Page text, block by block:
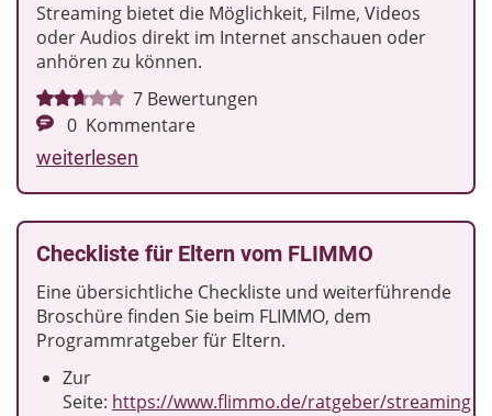
Streaming bietet die Möglichkeit, Filme, Videos
oder Audios direkt im Internet anschauen oder
anhören zu können.
7 Bewertungen
0 Kommentare
weiterlesen
Checkliste für Eltern vom FLIMMO
Eine übersichtliche Checkliste und weiterführende
Broschüre finden Sie beim FLIMMO, dem
Programmratgeber für Eltern.
Zur
Seite: https://www.flimmo.de/ratgeber/streaming